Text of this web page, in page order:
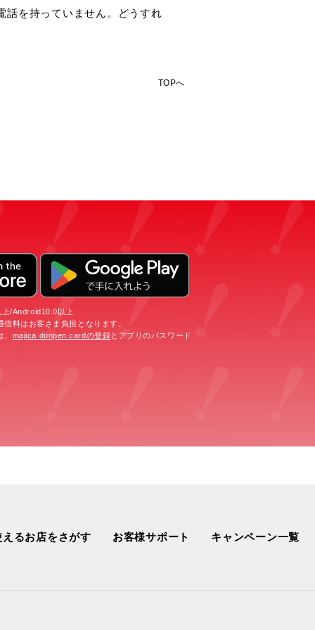
話を持っていません。どうすれ
TOPへ
/Android10.0以上
料はお客さま負担となります。
majica donpen cardの登録とアプリのパスワード
えるお店をさがす お客様サポート キャンペーン一覧